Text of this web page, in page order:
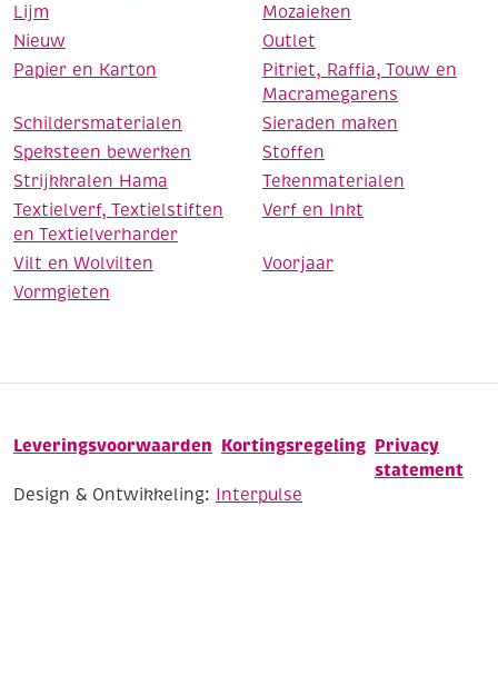
Lijm
Mozaieken
Nieuw
Outlet
Papier en Karton
Pitriet, Raffia, Touw en
Macramegarens
Schildersmaterialen
Sieraden maken
Speksteen bewerken
Stoffen
Strijkkralen Hama
Tekenmaterialen
Textielverf, Textielstiften
en Textielverharder
Verf en Inkt
Vilt en Wolvilten
Voorjaar
Vormgieten
Leveringsvoorwaarden Kortingsregeling Privacy
statement
Design & Ontwikkeling: Interpulse